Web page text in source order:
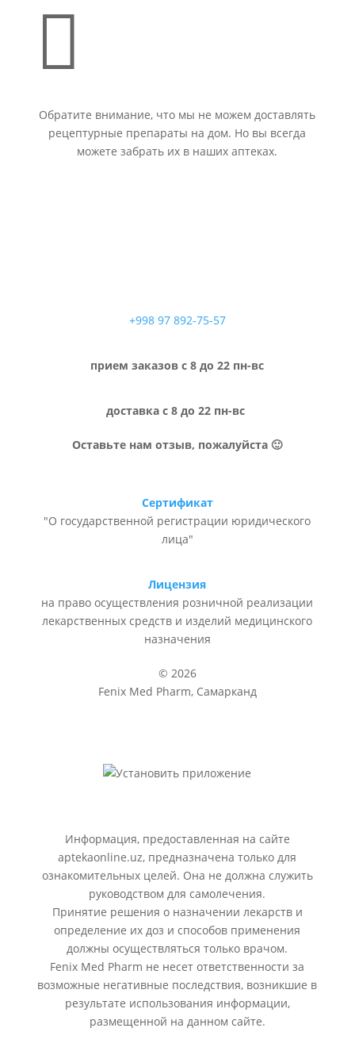

Обратите внимание, что мы не можем доставлять
рецептурные препараты на дом. Но вы всегда
можете забрать их в наших аптеках.
+998 97 892-75-57
прием заказов с 8 до 22 пн-вс
доставка с 8 до 22 пн-вс
Оставьте нам отзыв, пожалуйста 🙂
Сертификат
"О государственной регистрации юридического
лица"
Лицензия
на право осуществления розничной реализации
лекарственных средств и изделий медицинского
назначения
© 2026
Fenix Med Pharm, Самарканд
Информация, предоставленная на сайте
aptekaonline.uz, предназначена только для
ознакомительных целей. Она не должна служить
руководством для самолечения.
Принятие решения о назначении лекарств и
определение их доз и способов применения
должны осуществляться только врачом.
Fenix Med Pharm не несет ответственности за
возможные негативные последствия, возникшие в
результате использования информации,
размещенной на данном сайте.